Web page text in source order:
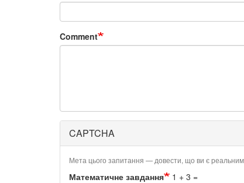
Comment
CAPTCHA
Мета цього запитання — довести, що ви є реальним
Математичне завдання 1 + 3 =